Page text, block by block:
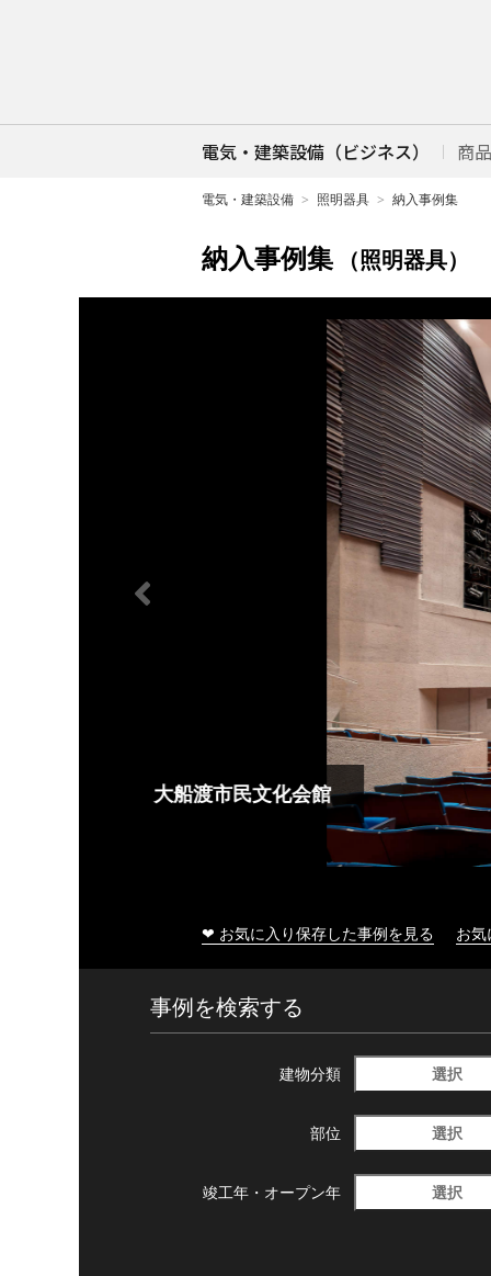
電気・建築設備（ビジネス） 商
電気・建築設備 照明器具 納入事例集
納入事例集 （照明器具）
大船渡市民文化会館
❤ お気に入り保存した事例を見る お
事例を検索する
建物分類 選択
部位 選択
竣工年・ オープン年 選択